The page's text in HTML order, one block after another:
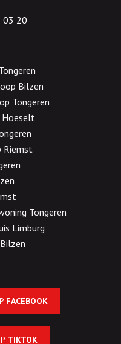
03 20
Bilzen
Tongeren
Hoeselt
Riemst
Tongeren
Limburg
FACEBOOK
TIKTOK